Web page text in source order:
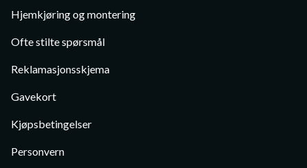
Hjemkjøring og montering
Ofte stilte spørsmål
Reklamasjonsskjema
Gavekort
Kjøpsbetingelser
Personvern